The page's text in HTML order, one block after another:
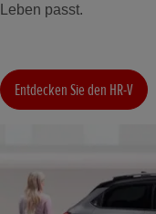
Leben passt.
Entdecken Sie den HR-V